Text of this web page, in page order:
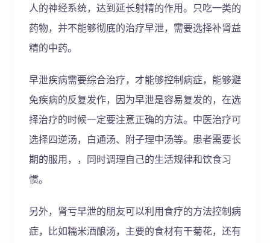
人的神经系统，达到延长射精的作用。只吃一类的
药物，并不能够彻底的治疗早泄，需要选择补肾益
精的中药。
早泄疾病需要综合治疗，才能够控制病症，能够避
免疾病的反复发作，因为早泄是容易复发的，在选
择治疗的时候一定要注意正确的方法。中医治疗可
选择四逆汤，白通汤、附子理中汤等。患者需要长
期的服用，，同时调理自己的生活规律和饮食习
惯。
另外，肾亏早泄的朋友可以利用食疗的方法控制病
症，比如糯米酒酿汤，主要的食材有干菊花，还有